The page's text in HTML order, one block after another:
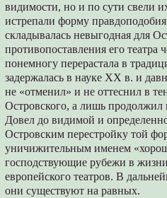
видимости, но и по сути свели
истрепали форму
складывалась невыгодная для
противопоставления его театра
понемногу перерастала в
задержалась в науке ХХ в. и
не «отменил» и не оттеснил в
Островского, а лишь продолжил
Довел до видимой и
Островским перестройку той
уничижительным именем
господствующие рубежи в
европейского театров. В
они существуют на равных.